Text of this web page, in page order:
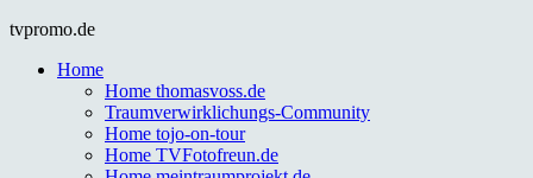
Skip
content
tvpromo.de
Home
Home thomasvoss.de
Traumverwirklichungs-Community
Home tojo-on-tour
Home TVFotofreun.de